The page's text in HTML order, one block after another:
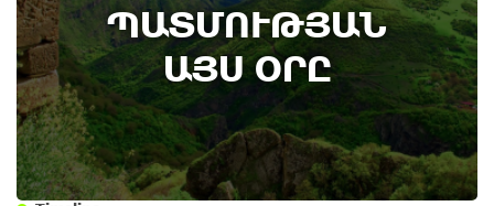
ՊԱՏՄՈՒԹՅԱՆ
ԱՅՍ ՕՐԸ